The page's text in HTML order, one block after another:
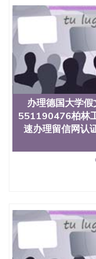
4、电子图做好发
品部做成品； 6
款； 7、快递给
真实网上可查的
留服真实存档可
（使馆认证），
真实可查认证办
流程农业科学院
院、地球及物质
与人类发展学院
护理学院、科学
前十名，工学院
约大学为学生们
专业课程包括：
程、经济、医学
学、美术、电子
制、历史、电气
学、化学、英语
销、机械工程、
科、金融专业 1
信息，给出操作
材料； 3、留服
办理德国大学
551190476柏林
速办理留信网认